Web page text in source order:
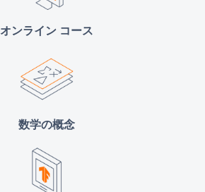
オンライン コース
数学の概念